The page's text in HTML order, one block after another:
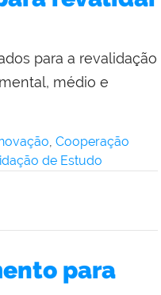
para a revalidação
médio e
, Cooperação
de Estudo
para